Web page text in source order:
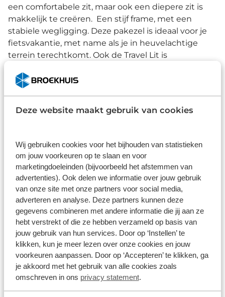
Deze website maakt gebruik van cookies
Wij gebruiken cookies voor het bijhouden van statistieken
om jouw voorkeuren op te slaan en voor
marketingdoeleinden (bijvoorbeeld het afstemmen van
advertenties). Ook delen we informatie over jouw gebruik
van onze site met onze partners voor social media,
adverteren en analyse. Deze partners kunnen deze
gegevens combineren met andere informatie die jij aan ze
hebt verstrekt of die ze hebben verzameld op basis van
jouw gebruik van hun services. Door op ‘Instellen’ te
klikken, kun je meer lezen over onze cookies en jouw
voorkeuren aanpassen. Door op ‘Accepteren’ te klikken, ga
je akkoord met het gebruik van alle cookies zoals
omschreven in ons privacy statement.
een comfortabele zit, maar ook een diepere zit is
makkelijk te creëren. Een stijf frame, met een
stabiele wegligging. Deze pakezel is ideaal voor je
fietsvakantie, met name als je in heuvelachtige
terrein terechtkomt. Ook de Travel Lit is
In 3 stappen naar jouw Santos fiets
Jouw wensen bepalen de keuze van het frame.
Neem je veel of weinig bagage mee? Fiets je vooral
op de weg, liever onverhard of een combinatie van
beide? Voor elk doel is een passend frame. En weet
je, jouw frame is maar liefst in 29 kleuren
2. Uitvoering
Kies de uitvoering die je wilt en dan bedoelen we
het versnellingssysteem. Bij ons kun je kiezen uit
een derailleur, naafversnelling (Rohloff) of bracket
versnelling (Pinion), met riem- of